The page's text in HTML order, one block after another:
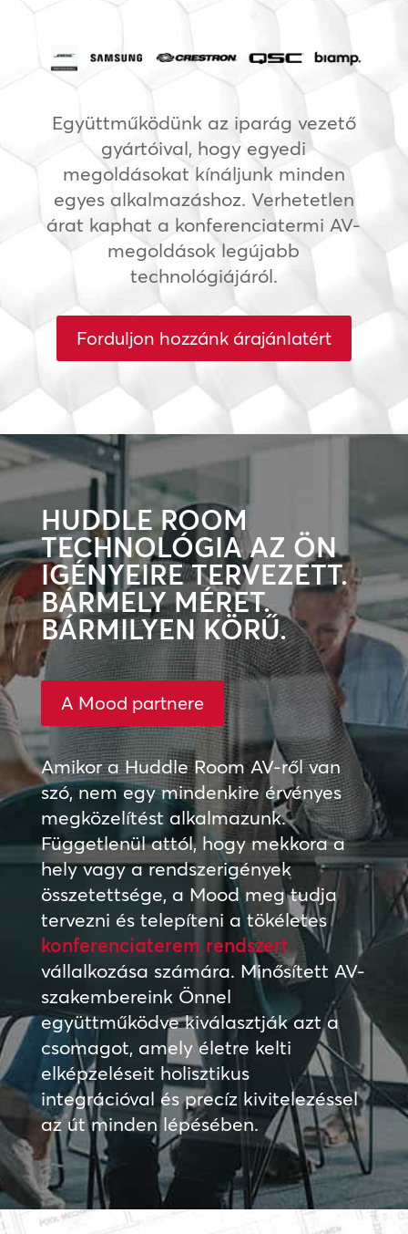
Együttműködünk az iparág vezető
gyártóival, hogy egyedi
megoldásokat kínáljunk minden
egyes alkalmazáshoz. Verhetetlen
árat kaphat a konferenciatermi AV-
megoldások legújabb
technológiájáról.
Forduljon hozzánk árajánlatért
HUDDLE ROOM
TECHNOLÓGIA AZ ÖN
IGÉNYEIRE TERVEZETT.
BÁRMELY MÉRET.
BÁRMILYEN KÖRŰ.
A Mood partnere
Amikor a Huddle Room AV-ről van
szó, nem egy mindenkire érvényes
megközelítést alkalmazunk.
Függetlenül attól, hogy mekkora a
hely vagy a rendszerigények
összetettsége, a Mood meg tudja
tervezni és telepíteni a tökéletes
konferenciaterem rendszert
vállalkozása számára. Minősített AV-
szakembereink Önnel
együttműködve kiválasztják azt a
csomagot, amely életre kelti
elképzeléseit holisztikus
integrációval és precíz kivitelezéssel
az út minden lépésében.